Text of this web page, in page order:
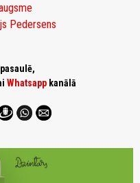
Pedersens
Whatsapp kanālā